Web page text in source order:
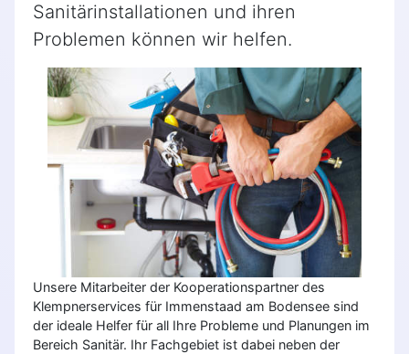
Sanitärinstallationen und ihren
Problemen können wir helfen.
Unsere Mitarbeiter der Kooperationspartner des
Klempnerservices für Immenstaad am Bodensee sind
der ideale Helfer für all Ihre Probleme und Planungen im
Bereich Sanitär. Ihr Fachgebiet ist dabei neben der